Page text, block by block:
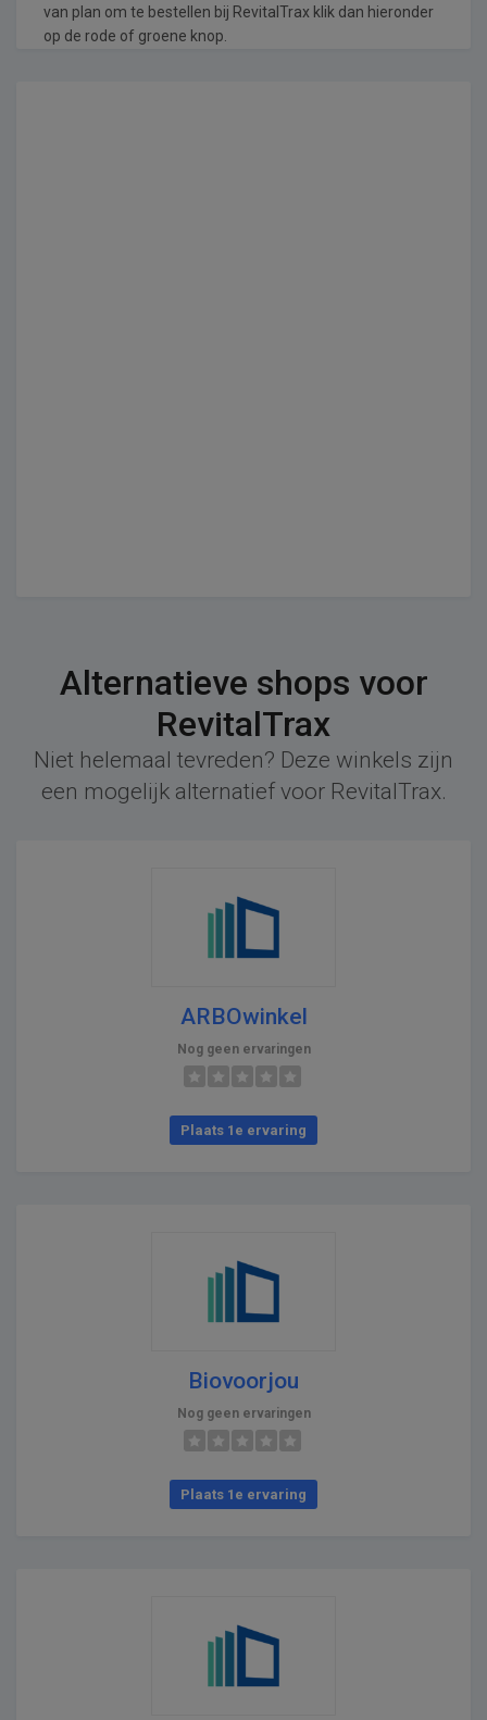
van plan om te bestellen bij RevitalTrax klik dan hieronder
op de rode of groene knop.
Alternatieve shops voor
RevitalTrax
Niet helemaal tevreden? Deze winkels zijn
een mogelijk alternatief voor RevitalTrax.
ARBOwinkel
Nog geen ervaringen
Plaats 1e ervaring
Biovoorjou
Nog geen ervaringen
Plaats 1e ervaring